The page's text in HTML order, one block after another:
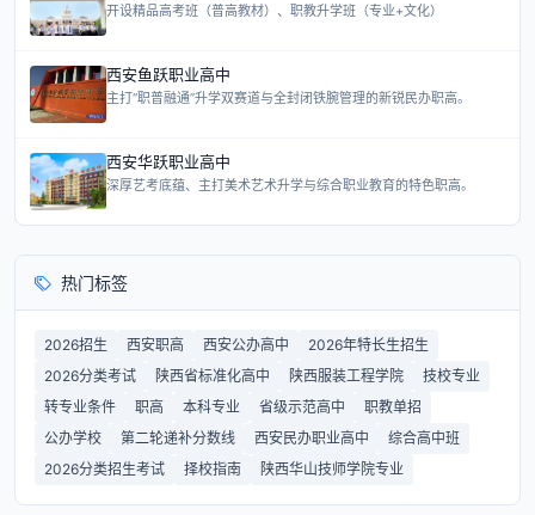
开设精品高考班（普高教材）、职教升学班（专业+文化）
西安鱼跃职业高中
主打“职普融通”升学双赛道与全封闭铁腕管理的新锐民办职高。
西安华跃职业高中
深厚艺考底蕴、主打美术艺术升学与综合职业教育的特色职高。
热门标签
2026招生 西安职高 西安公办高中
2026年特长生招生
2026分类考试
陕西省标准化高中 陕西服装工程学院
技校专业
转专业条件
职高 本科专业 省级示范高中
职教单招
公办学校
第二轮递补分数线 西安民办职业高中
综合高中班
2026分类招生考试
择校指南 陕西华山技师学院专业